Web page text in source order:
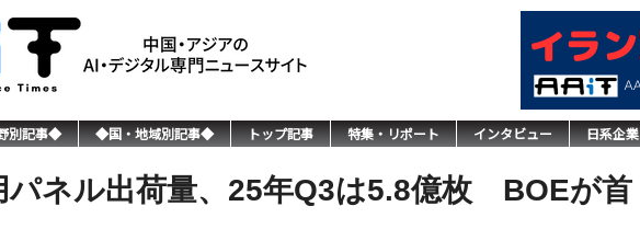
別記事◆ ◆国・地域別記事◆ トップ記事 特集・リポート インタビュー 日系企業
パネル出荷量、25年Q3は5.8億枚 BOEが首